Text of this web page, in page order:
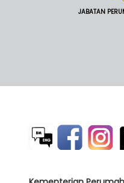
JABATAN